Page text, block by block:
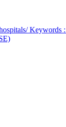
Keywords